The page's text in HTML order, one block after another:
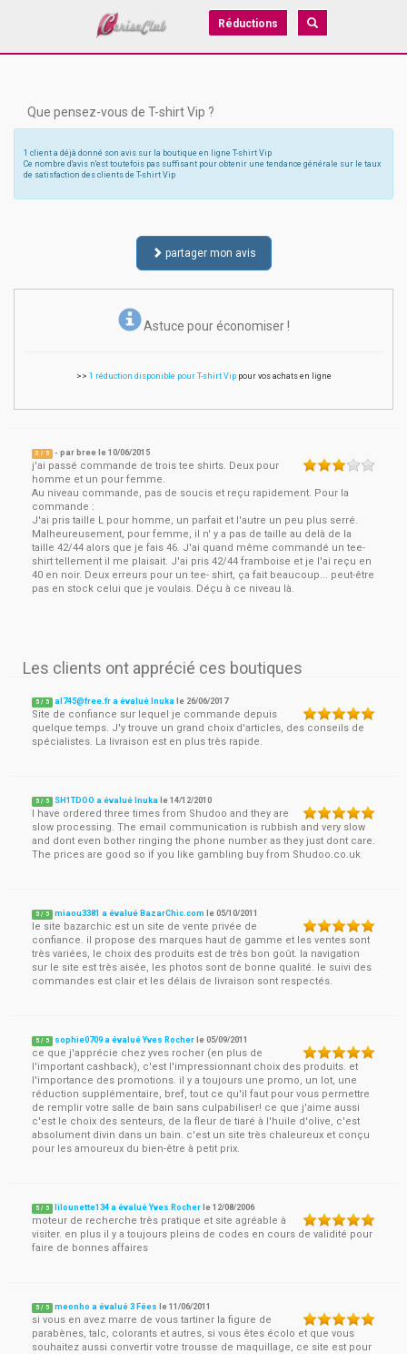
Réductions
Que pensez-vous de T-shirt Vip ?
1 client a déjà donné son avis sur la boutique en ligne T-shirt Vip
Ce nombre d'avis n'est toutefois pas suffisant pour obtenir une tendance générale sur le taux
de satisfaction des clients de T-shirt Vip
partager mon avis
Astuce pour économiser !
>> 1 réduction disponible pour T-shirt Vippour vos achats en ligne
3 / 5 - par bree le10/06/2015
j'ai passé commande de trois tee shirts. Deux pour
homme et un pour femme.
Au niveau commande, pas de soucis et reçu rapidement. Pour la
commande :
J'ai pris taille L pour homme, un parfait et l'autre un peu plus serré.
Malheureusement, pour femme, il n' y a pas de taille au delà de la
taille 42/44 alors que je fais 46. J'ai quand même commandé un tee-
shirt tellement il me plaisait. J'ai pris 42/44 framboise et je l'ai reçu en
40 en noir. Deux erreurs pour un tee- shirt, ça fait beaucoup... peut-être
pas en stock celui que je voulais. Déçu à ce niveau là.
Les clients ont apprécié ces boutiques
5 / 5 al745@free.fr a évalué Inuka le 26/06/2017
Site de confiance sur lequel je commande depuis
quelque temps. J'y trouve un grand choix d'articles, des conseils de
spécialistes. La livraison est en plus très rapide.
5 / 5 SH1TDOO a évalué Inuka le14/12/2010
I have ordered three times from Shudoo and they are
slow processing. The email communication is rubbish and very slow
and dont even bother ringing the phone number as they just dont care.
The prices are good so if you like gambling buy from Shudoo.co.uk
5 / 5 miaou3381 a évalué BazarChic.com le05/10/2011
le site bazarchic est un site de vente privée de
confiance. il propose des marques haut de gamme et les ventes sont
très variées, le choix des produits est de très bon goût. la navigation
sur le site est très aisée, les photos sont de bonne qualité. le suivi des
commandes est clair et les délais de livraison sont respectés.
5 / 5 sophie0709 a évalué Yves Rocher le05/09/2011
ce que j'apprécie chez yves rocher (en plus de
l'important cashback), c'est l'impressionnant choix des produits. et
l'importance des promotions. il y a toujours une promo, un lot, une
réduction supplémentaire, bref, tout ce qu'il faut pour vous permettre
de remplir votre salle de bain sans culpabiliser! ce que j'aime aussi
c'est le choix des senteurs, de la fleur de tiaré à l'huile d'olive, c'est
absolument divin dans un bain. c'est un site très chaleureux et conçu
pour les amoureux du bien-être à petit prix.
5 / 5 lilounette134 a évalué Yves Rocher le12/08/2006
moteur de recherche très pratique et site agréable à
visiter. en plus il y a toujours pleins de codes en cours de validité pour
faire de bonnes affaires
5 / 5 meonho a évalué 3 Fées le11/06/2011
si vous en avez marre de vous tartiner la figure de
parabènes, talc, colorants et autres, si vous êtes écolo et que vous
souhaitez aussi convertir votre trousse de maquillage, ce site est pour